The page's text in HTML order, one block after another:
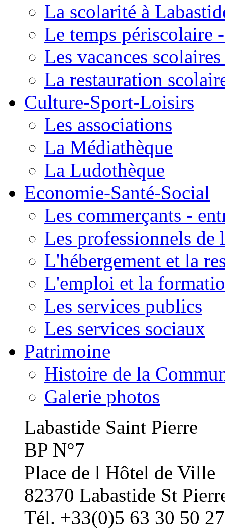
La scolarité à
Le temps périscolaire
Les vacances
La restauration
Culture-Sport-Loisirs
Les associations
La Médiathèque
La Ludothèque
Economie-Santé-Social
Les commerçants -
Les professionnels de
L'hébergement et la
L'emploi et la
Les services publics
Les services sociaux
Patrimoine
Histoire de la
Galerie photos
Labastide Saint Pierre
BP N°7
Place de l Hôtel de Ville
82370 Labastide St
Tél. +33(0)5 63 30 50 27